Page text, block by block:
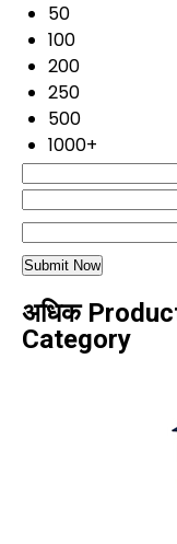
50
100
200
250
500
1000+
अधिक
Category